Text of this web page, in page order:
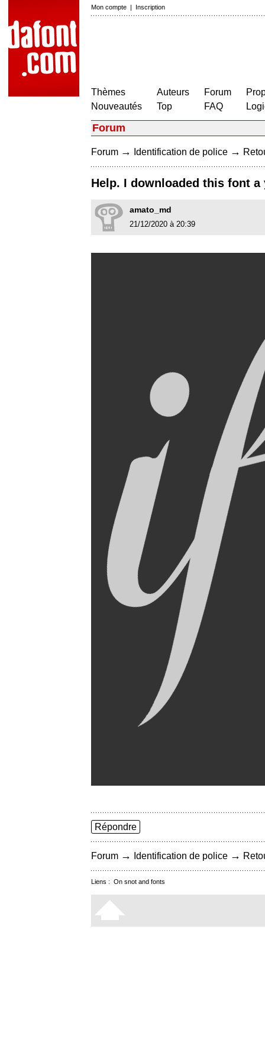
Mon compte | Inscription
Thèmes
Nouveautés
Auteurs
Top
Forum
FAQ
Forum
Forum → Identification de police →
Help. I downloaded this font
amato_md
21/12/2020 à 20:39
Répondre
Forum → Identification de police →
Liens : On snot and fonts